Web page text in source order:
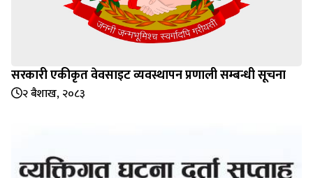
सरकारी एकीकृत वेवसाइट व्यवस्थापन प्रणाली सम्बन्धी सूचना
२ बैशाख, २०८३